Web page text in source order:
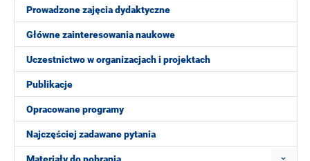
Prowadzone zajęcia dydaktyczne
Główne zainteresowania naukowe
Uczestnictwo w organizacjach i projektach
Publikacje
Opracowane programy
Najczęściej zadawane pytania